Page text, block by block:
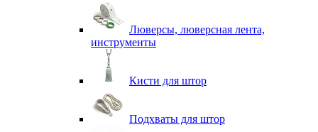
Люверсы, люверсная лента,
инструменты
Кисти для штор
Подхваты для штор